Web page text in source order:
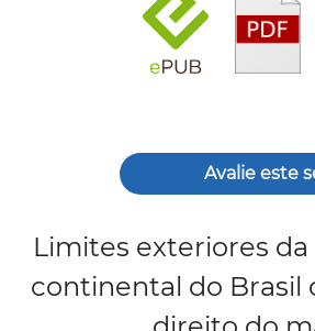
Avalie este
Limites exteriores
continental do Brasil